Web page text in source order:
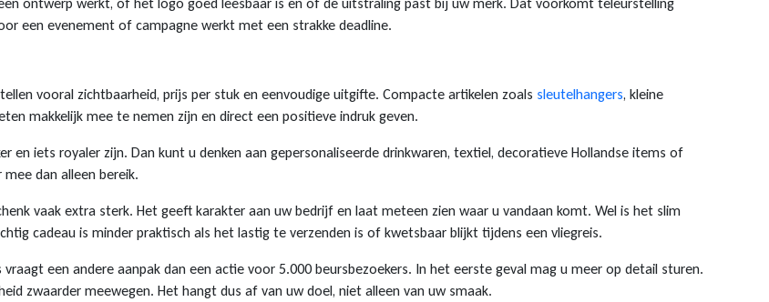
een evenement of campagne werkt met een strakke deadline.
vooral zichtbaarheid, prijs per stuk en eenvoudige uitgifte. Compacte artikelen zoals sleutelhangers, kleine
makkelijk mee te nemen zijn en direct een positieve indruk geven.
en iets royaler zijn. Dan kunt u denken aan gepersonaliseerde drinkwaren, textiel, decoratieve Hollandse items of
dan alleen bereik.
vaak extra sterk. Het geeft karakter aan uw bedrijf en laat meteen zien waar u vandaan komt. Wel is het slim
cadeau is minder praktisch als het lastig te verzenden is of kwetsbaar blijkt tijdens een vliegreis.
een andere aanpak dan een actie voor 5.000 beursbezoekers. In het eerste geval mag u meer op detail sturen.
zwaarder meewegen. Het hangt dus af van uw doel, niet alleen van uw smaak.